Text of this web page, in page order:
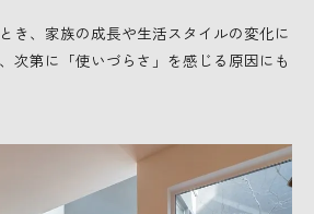
き、家族の成長や生活スタイルの変化に
次第に「使いづらさ」を感じる原因にも